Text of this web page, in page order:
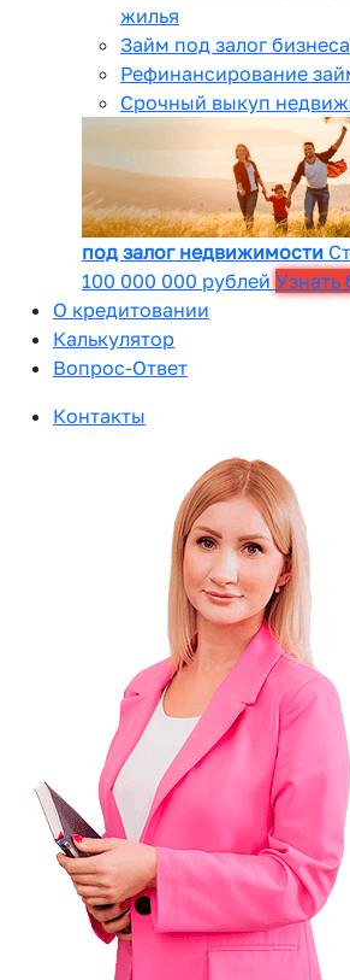
жилья
Займ под залог бизнеса
Рефинансирование
Срочный выкуп
под залог недвижимости
100 000 000 рублей Узнать
О кредитовании
Калькулятор
Вопрос-Ответ
Контакты